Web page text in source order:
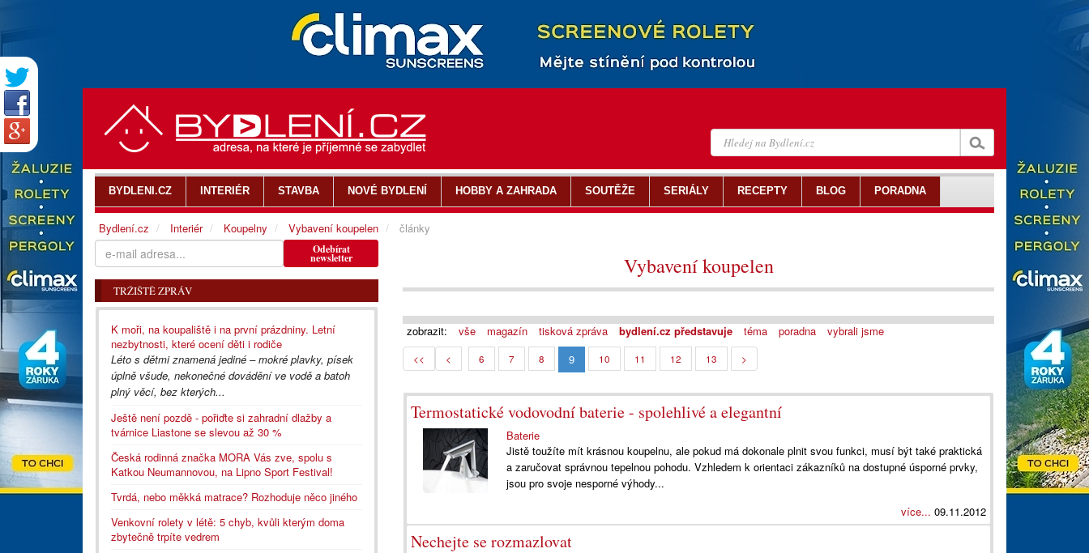
Vybavení koupelen
zobrazit: vše magazín tisková zpráva bydlení.cz představuje téma poradna vybrali jsme
<< < 6 7 8 9 10 11 12 13 >
Termostatické vodovodní baterie - spolehlivé a elegantní
Baterie
Jistě toužíte mít krásnou koupelnu, ale pokud má dokonale plnit svou funkci, musí být také praktická
a zaručovat správnou tepelnou pohodu. Vzhledem k orientaci zákazníků na dostupné úsporné prvky,
jsou pro svoje nesporné výhody...
více... 09.11.2012
Nechejte se rozmazlovat
Odebírat
newsletter
TRŽIŠTĚ ZPRÁV
K moři, na koupaliště i na první prázdniny. Letní
nezbytnosti, které ocení děti i rodiče
Léto s dětmi znamená jediné – mokré plavky, písek
úplně všude, nekonečné dovádění ve vodě a batoh
plný věcí, bez kterých...
Ještě není pozdě - pořiďte si zahradní dlažby a
tvárnice Liastone se slevou až 30 %
Česká rodinná značka MORA Vás zve, spolu s
Katkou Neumannovou, na Lipno Sport Festival!
Tvrdá, nebo měkká matrace? Rozhoduje něco jiného
Venkovní rolety v létě: 5 chyb, kvůli kterým doma
zbytečně trpíte vedrem
BYDLENI.CZ INTERIÉR STAVBA NOVÉ BYDLENÍ HOBBY A ZAHRADA SOUTĚŽE SERIÁLY RECEPTY BLOG PORADNA
Bydlení.cz Interiér Koupelny Vybavení koupelen články